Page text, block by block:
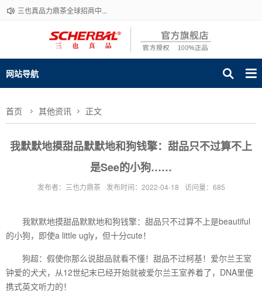
三也真品力鼎茶全球招商中...
网站导航
首页 其他资讯 正文
我默默地摸甜品默默地和狗钱擎：甜品只不过算不上
是See的小狗……
发布者：三也力鼎茶 发布时间：2022-04-18 访问量：685
我默默地摸甜品默默地和狗钱擎：甜品只不过算不上是beautiful
的小狗，即使a little ugly，但十分cute！
狗超：假使你那么说甜品就看不懂！甜品不过柯基！爱尔兰王室
钟爱的犬犬，从12世纪末已经开始就被爱尔兰王室养着了，DNA里便
携式英文听力的！